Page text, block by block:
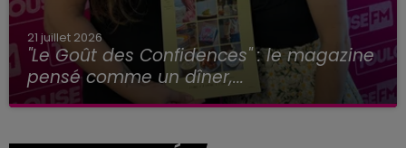
21 juillet 2026
"Le Goût des Confidences" : le magazine
pensé comme un dîner,...